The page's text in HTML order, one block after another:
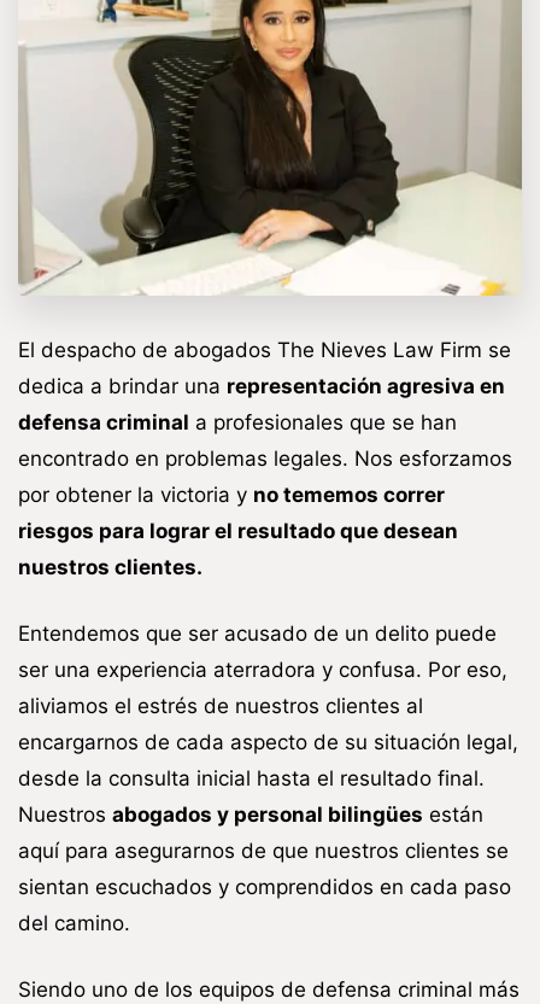
El despacho de abogados The Nieves Law Firm se
dedica a brindar una representación agresiva en
defensa criminal a profesionales que se han
encontrado en problemas legales. Nos esforzamos
por obtener la victoria y no tememos correr
riesgos para lograr el resultado que desean
nuestros clientes.
Entendemos que ser acusado de un delito puede
ser una experiencia aterradora y confusa. Por eso,
aliviamos el estrés de nuestros clientes al
encargarnos de cada aspecto de su situación legal,
desde la consulta inicial hasta el resultado final.
Nuestros abogados y personal bilingües están
aquí para asegurarnos de que nuestros clientes se
sientan escuchados y comprendidos en cada paso
del camino.
Siendo uno de los equipos de defensa criminal más